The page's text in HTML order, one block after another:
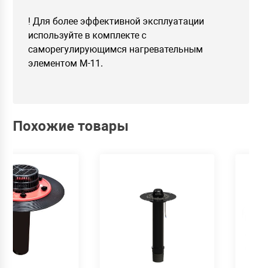
! Для более эффективной эксплуатации
используйте в комплекте с
саморегулирующимся нагревательным
элементом М-11.
Похожие товары